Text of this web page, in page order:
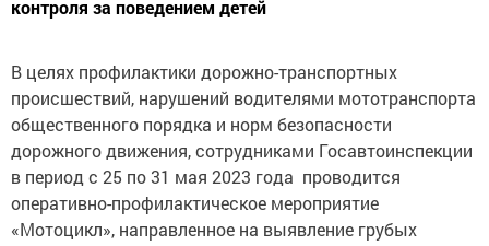
происшествий, нарушений водителями мототранспорта
общественного порядка и норм безопасности
дорожного движения, сотрудниками Госавтоинспекции
в период с 25 по 31 мая 2023 года проводится
оперативно-профилактическое мероприятие
«Мотоцикл», направленное на выявление грубых
нарушений ПДД водителями мототранспорта.